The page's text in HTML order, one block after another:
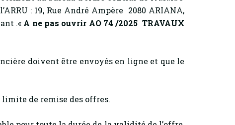
: 19, Rue André Ampère 2080 ARIANA,
.« A ne pas ouvrir AO 74 /2025TRAVAUX
doivent être envoyés en ligne et que le
de remise des offres.